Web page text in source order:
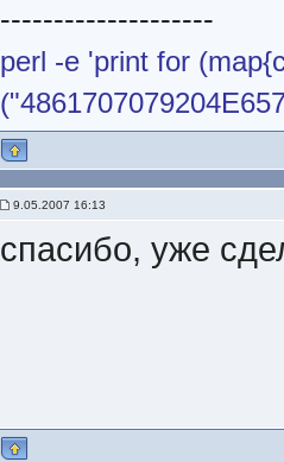
--------------------
perl -e 'print for
9.05.2007 16:13
спасибо, уже